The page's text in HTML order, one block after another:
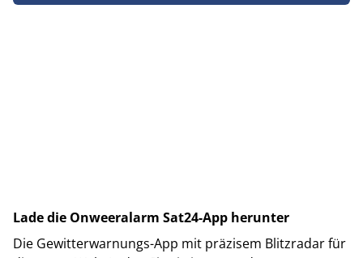
Lade die Onweeralarm Sat24-App herunter
Die Gewitterwarnungs-App mit präzisem Blitzradar für